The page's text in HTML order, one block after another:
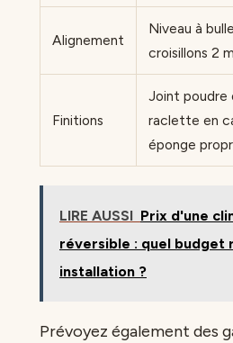
Alignement
Niveau à
croisillons 2
Finitions
Joint poudre
raclette en
éponge
LIRE AUSSI Prix d'une
réversible : quel budget
installation ?
Prévoyez également des